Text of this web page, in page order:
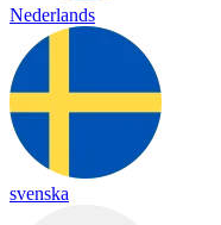
Nederlands
svenska